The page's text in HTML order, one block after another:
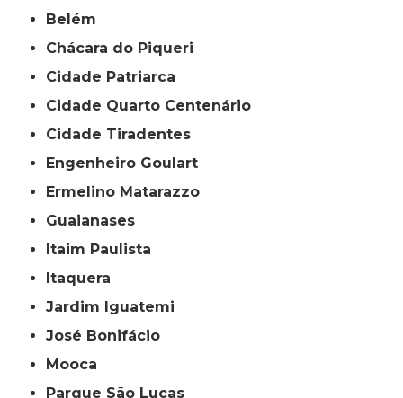
Belém
Chácara do Piqueri
Cidade Patriarca
Cidade Quarto Centenário
Cidade Tiradentes
Engenheiro Goulart
Ermelino Matarazzo
Guaianases
Itaim Paulista
Itaquera
Jardim Iguatemi
José Bonifácio
Mooca
Parque São Lucas